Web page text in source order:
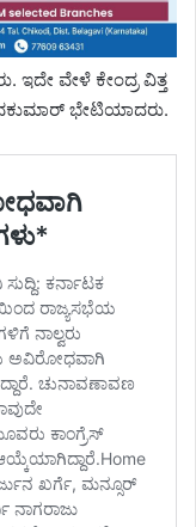
ಇದೇ ವೇಳೆ ಕೇಂದ್ರ ವಿತ್ತ
ಭೇಟಿಯಾದರು.